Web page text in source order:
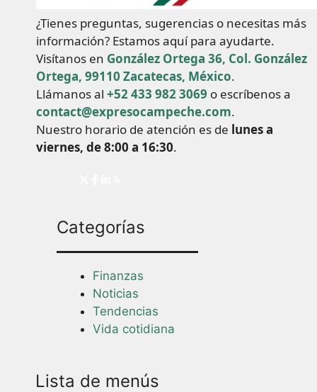
¿Tienes preguntas, sugerencias o necesitas más
información? Estamos aquí para ayudarte.
Visítanos en González Ortega 36, Col. González
Ortega, 99110 Zacatecas, México.
Llámanos al +52 433 982 3069 o escríbenos a
contact@expresocampeche.com.
Nuestro horario de atención es de lunes a
viernes, de 8:00 a 16:30.
Categorías
Finanzas
Noticias
Tendencias
Vida cotidiana
Lista de menús